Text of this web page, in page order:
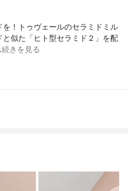
！トゥヴェールのセラミドミル
似た「ヒト型セラミド２」を配
続きを見る